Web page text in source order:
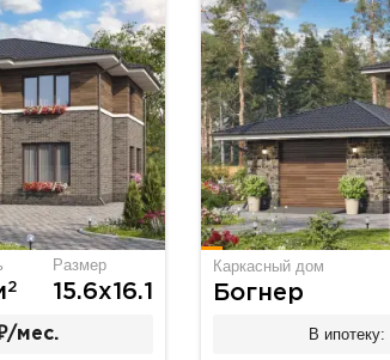
2
Размер
15.6х16.1
мес.
Каркасный дом
Богнер
В ипотеку: